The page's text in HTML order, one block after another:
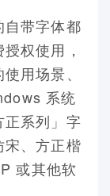
自带字体都
权使用，
用场景、
系统
正系列」字
宋、方正楷
或其他软